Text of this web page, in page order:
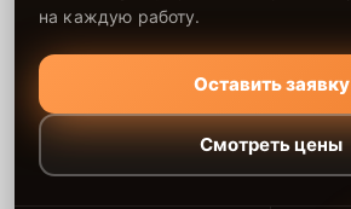
на каждую работу.
Оставить заявку
Смотреть цены